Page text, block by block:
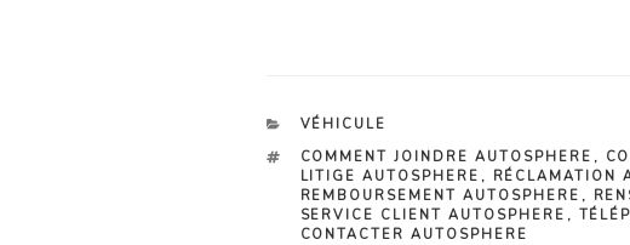
CATÉGORIES
VÉHICULE
ÉTIQUETTES
COMMENT JOINDRE AUTOSPHERE ,
LITIGE AUTOSPHERE , RÉCLAMATION
REMBOURSEMENT AUTOSPHERE ,
SERVICE CLIENT AUTOSPHERE ,
CONTACTER AUTOSPHERE